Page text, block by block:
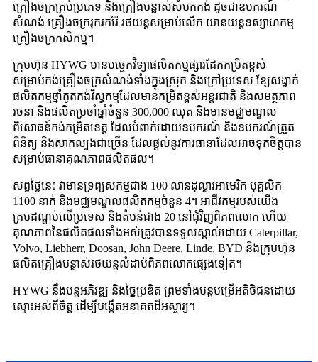
គ្រឿងចក្រគ្រប់ប្រភេទ និងគ្រឿងបន្លាស់សំបកកង់ ដូចជាឧបករណ៍
សំណង់ គ្រឿងចក្ររុករករ៉ែ រថយន្តសម្រាប់លើក យានយន្តឧស្សាហកម្ម
គ្រឿងចក្រកសិកម្ម។
ក្រុមហ៊ុន HYWG មានបច្ចេកវិទ្យាផលិតកម្មផ្សារដែកកម្រិតខ្ពស់
សម្រាប់កង់គ្រឿងចក្រសំណង់ទាំងក្នុងស្រុក និងក្រៅប្រទេស ខ្សែសង្វាក់
ផលិតកម្មថ្នាំកូតកង់វិស្វកម្មដែលមានកម្រិតខ្ពស់អន្តរជាតិ និងសមត្ថភាព
រចនា និងផលិតប្រចាំឆ្នាំចំនួន 300,000 ឈុត និងមានមជ្ឈមណ្ឌល
ពិសោធន៍កង់កម្រិតខេត្ត ដែលបំពាក់ដោយឧបករណ៍ និងឧបករណ៍ត្រួត
ពិនិត្យ និងសាកល្បងជាច្រើន ដែលផ្តល់នូវការធានាដែលអាចទុកចិត្តបាន
សម្រាប់ធានាគុណភាពផលិតផល។
សព្វថ្ងៃនេះ វាមានទ្រព្យសកម្មជាង 100 លានដុល្លារអាមេរិក បុគ្គលិក
1100 នាក់ និងមជ្ឈមណ្ឌលផលិតកម្មចំនួន 4។ អាជីវកម្មរបស់យើង
គ្របដណ្តប់លើប្រទេស និងតំបន់ជាង 20 នៅជុំវិញពិភពលោក ហើយ
គុណភាពនៃផលិតផលទាំងអស់ត្រូវបានទទួលស្គាល់ដោយ Caterpillar,
Volvo, Liebherr, Doosan, John Deere, Linde, BYD និងក្រុមហ៊ុន
ផលិតគ្រឿងបន្លាស់រថយន្តលំដាប់ពិភពលោកផ្សេងទៀត។
HYWG នឹងបន្តអភិវឌ្ឍ និងច្នៃប្រឌិត ព្រមទាំងបន្តបម្រើអតិថិជនដោយ
ស្មោះអស់ពីចិត្ត ដើម្បីបង្កើតអនាគតដ៏អស្ចារ្យ។